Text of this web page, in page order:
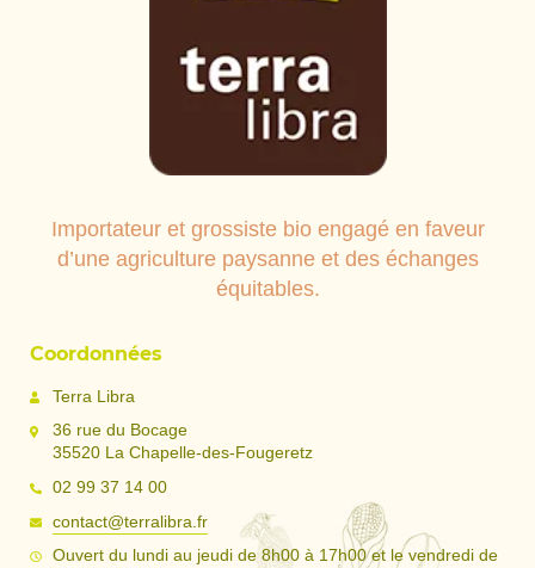
Importateur et grossiste bio engagé en faveur
d’une agriculture paysanne et des échanges
équitables.
Coordonnées
Terra Libra
36 rue du Bocage
35520 La Chapelle-des-Fougeretz
02 99 37 14 00
contact@terralibra.fr
Ouvert du lundi au jeudi de 8h00 à 17h00 et le vendredi de